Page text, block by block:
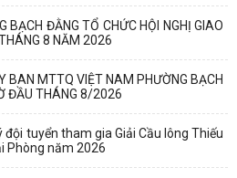
BẠCH ĐẰNG TỔ CHỨC HỘI NGHỊ GIAO
8 NĂM 2026
BAN MTTQ VIỆT NAM PHƯỜNG BẠCH
ĐẦU THÁNG 8/2026
đội tuyển tham gia Giải Cầu lông Thiếu
Phòng năm 2026